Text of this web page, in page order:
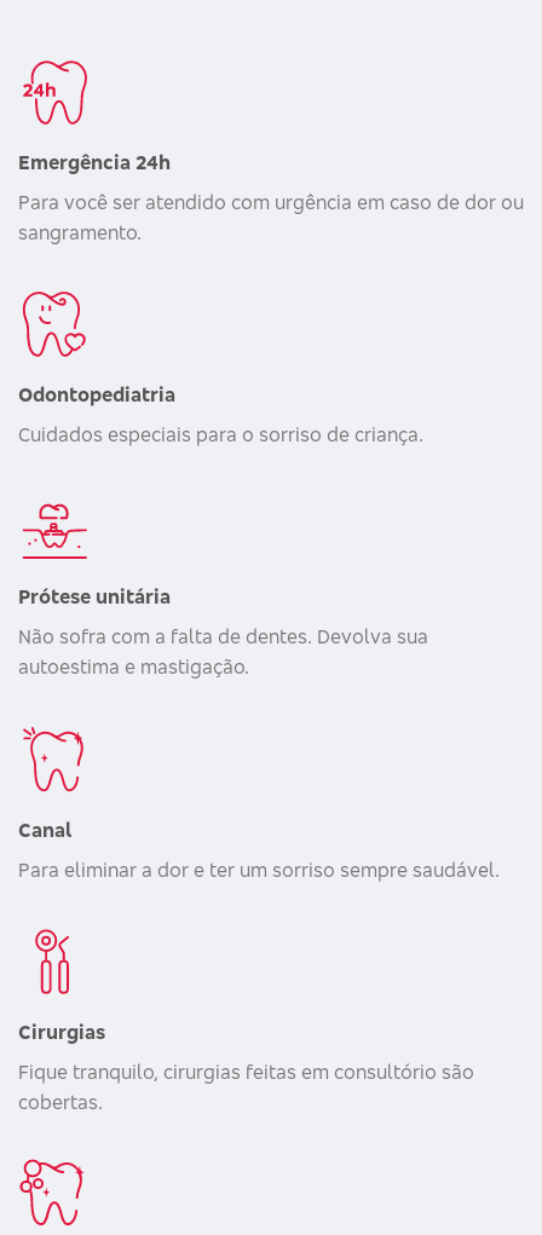
Emergência 24h
Para você ser atendido com urgência em caso de dor ou
sangramento.
Odontopediatria
Cuidados especiais para o sorriso de criança.
Prótese unitária
Não sofra com a falta de dentes. Devolva sua
autoestima e mastigação.
Canal
Para eliminar a dor e ter um sorriso sempre saudável.
Cirurgias
Fique tranquilo, cirurgias feitas em consultório são
cobertas.